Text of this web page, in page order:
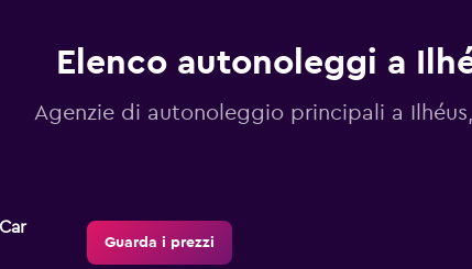
Elenco autonoleggi a
Agenzie di autonoleggio principali a
Guarda i prezzi